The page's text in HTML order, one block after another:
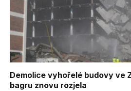
Demolice vyhořelé budovy ve
bagru znovu rozjela